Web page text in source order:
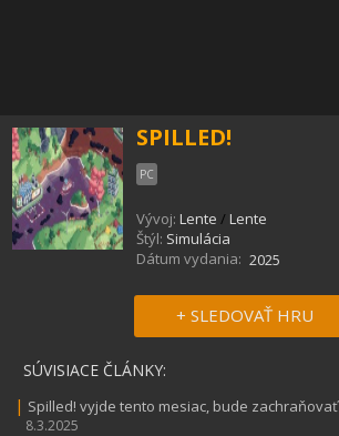
SPILLED!
PC
Vývoj: Lente / Lente
Štýl: Simulácia
Dátum vydania: 2025
+ SLEDOVAŤ HRU
SÚVISIACE ČLÁNKY:
| Spilled! vyjde tento mesiac, bude
8.3.2025